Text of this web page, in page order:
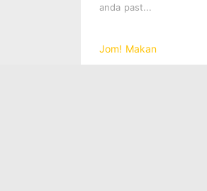
Jom! Makan
anda past...